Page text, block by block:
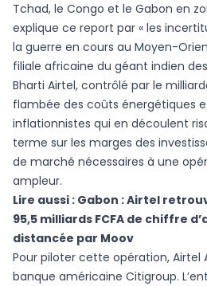
Tchad, le Congo et le Gabon en
explique ce report par « les
la guerre en cours au Moyen-
filiale africaine du géant indien
Bharti Airtel, contrôlé par le
flambée des coûts énergétiques
inflationnistes qui en découlent
terme sur les marges des
de marché nécessaires à une
ampleur.
Lire aussi : Gabon : Airtel
95,5 milliards FCFA de chiffre
distancée par Moov
Pour piloter cette opération, Airtel
banque américaine Citigroup.